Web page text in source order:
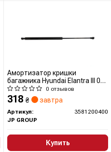
Амортизатор кришки
багажника Hyundai Elantra III 00-
06/ix35 10-150 отзывов
318 ₴ завтра
Артикул:
3581200400
JP GROUP
Купить